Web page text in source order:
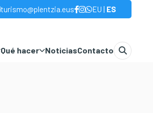
turismo@plentzia.eus EU | ES
Qué hacer NoticiasContacto